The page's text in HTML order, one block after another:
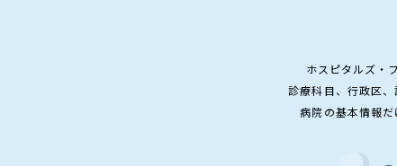
ホスピタルズ・
診療科目、行政区
病院の基本情報